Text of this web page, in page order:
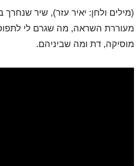
(מילים ולחן: יאיר עזר), שיר
מעוררת השראה, מה שגרם לי
מוסיקה, דת ומה שביניהם.